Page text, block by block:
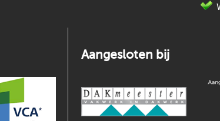
Aangesloten bij